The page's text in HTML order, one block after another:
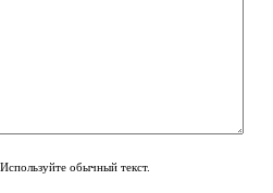
обычный текст.